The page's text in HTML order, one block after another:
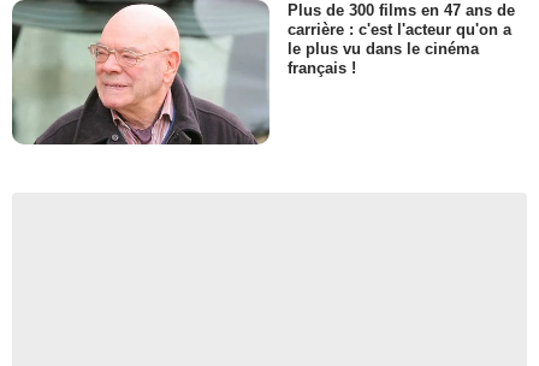
Plus de 300 films en 47 ans de
carrière : c'est l'acteur qu'on a
le plus vu dans le cinéma
français !